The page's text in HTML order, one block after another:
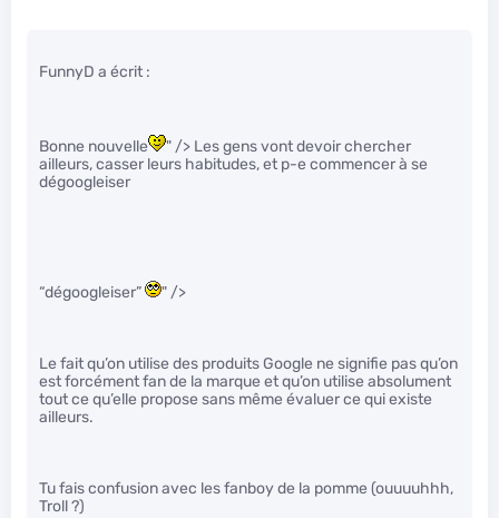
FunnyD a écrit :
Bonne nouvelle
" /> Les gens vont devoir chercher
ailleurs, casser leurs habitudes, et p-e commencer à se
dégoogleiser
“dégoogleiser” " />
Le fait qu’on utilise des produits Google ne signifie pas qu’on
est forcément fan de la marque et qu’on utilise absolument
tout ce qu’elle propose sans même évaluer ce qui existe
ailleurs.
Tu fais confusion avec les fanboy de la pomme (ouuuuhhh,
Troll ?)